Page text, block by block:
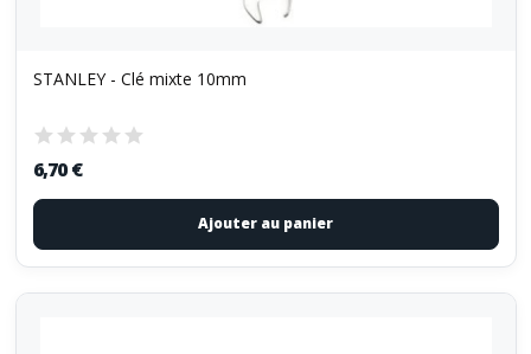
STANLEY - Clé mixte 10mm
6,70 €
Ajouter au panier